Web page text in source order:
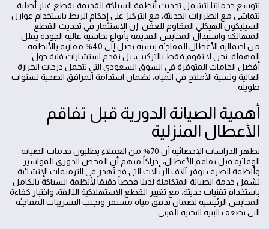
تتوسع خدماتنا لتشمل تحديث أنظمة السباكة القديمة بقطع غيار أصلية
تتماشى مع الطرازات الحديثة، مع التركيز على إحكام الربط باستخدام عوازل
السيليكون الهيكلي المقاوم للعفن. إن الاستثمار في تحديث القطع
المتهالكة واستبدال المحابس القديمة بأنواع نحاسية عالية الجودة يقلل
من احتمالية الأعطال المفاجئة بنسبة تصل إلى 40% مقارنة بالأنظمة
المهملة. نحن لا نقوم فقط بالتركيب، بل نقدم استشارات فنية حول
أفضل الخامات المتوفرة في السوق السعودي التي تتحمل درجات الحرارة
العالية ونسبة الأملاح في المياه، لضمان استدامة المرافق الصحية لسنوات
طويلة.
أهمية الصيانة الدورية قبل تفاقم
الأعطال المنزلية
تظهر الدراسات الإحصائية أن 70% من العملاء يطلبون خدمات الصيانة
الوقائية قبل تفاقم الأعطال، إدراكاً منهم أن الفحص الدوري للمواسير
وأنظمة الصرف يوفر آلاف الريالات التي قد تُهدر في الترميمات الإنشائية.
تشمل خدمة الصيانة المتكاملة لدينا فحصاً دقيقاً لأنظمة السباكة بالكامل
باستخدام تقنيات حديثة، مع تغيير القطع الاستهلاكية التالفة، واختبار كفاءة
المحابس الرئيسية لضمان تدفق مياه مستقر وتجنب التسريبات المفاجئة
التي تضعف البنية التحتية للمبنى.